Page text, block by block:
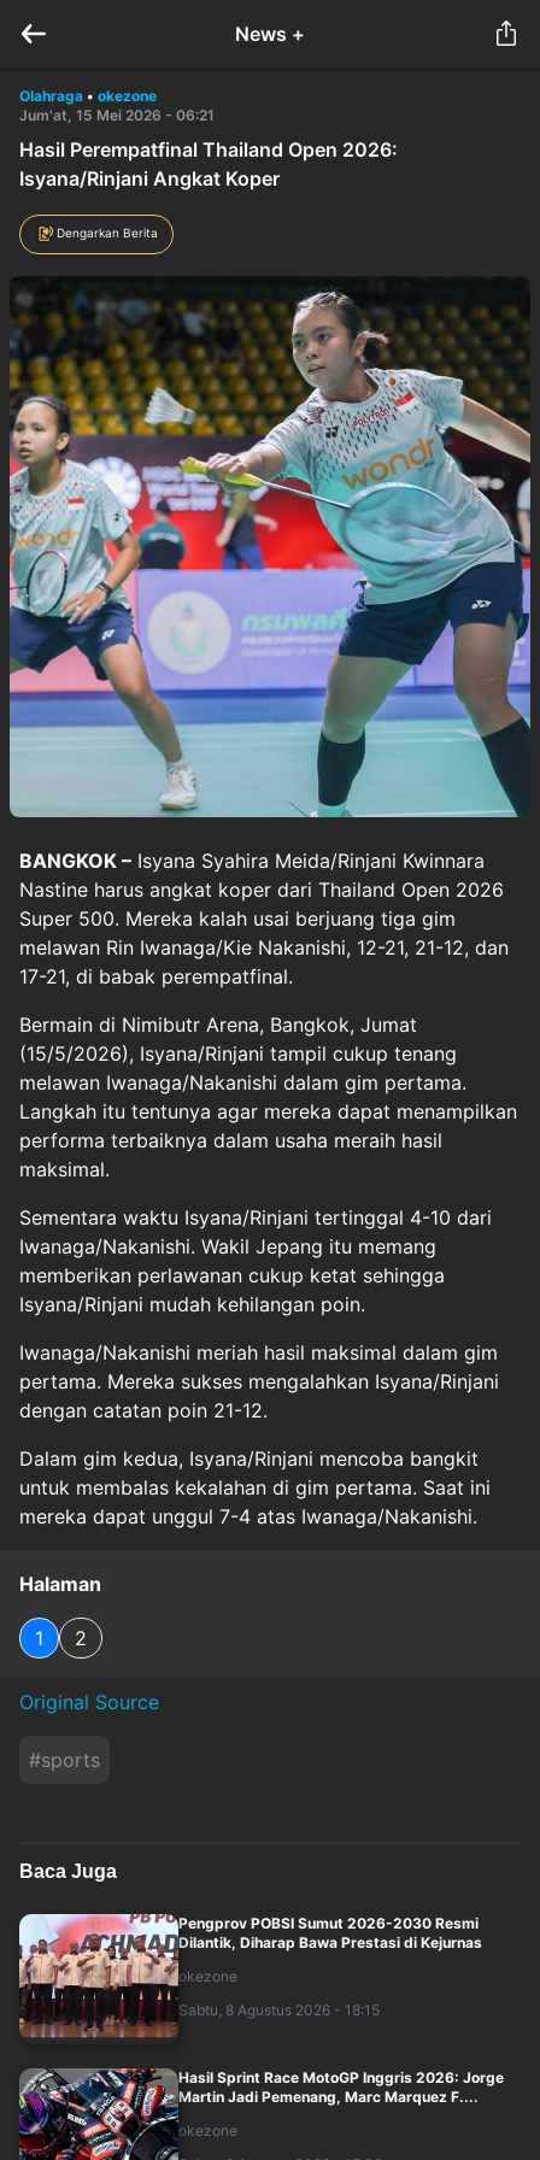
News +
Olahraga • okezone
Jum'at, 15 Mei 2026 - 06:21
Hasil Perempatfinal Thailand Open 2026:
Isyana/Rinjani Angkat Koper
Dengarkan Berita
BANGKOK – Isyana Syahira Meida/Rinjani Kwinnara
Nastine harus angkat koper dari Thailand Open 2026
Super 500. Mereka kalah usai berjuang tiga gim
melawan Rin Iwanaga/Kie Nakanishi, 12-21, 21-12, dan
17-21, di babak perempatfinal.
Bermain di Nimibutr Arena, Bangkok, Jumat
(15/5/2026), Isyana/Rinjani tampil cukup tenang
melawan Iwanaga/Nakanishi dalam gim pertama.
Langkah itu tentunya agar mereka dapat menampilkan
performa terbaiknya dalam usaha meraih hasil
maksimal.
Sementara waktu Isyana/Rinjani tertinggal 4-10 dari
Iwanaga/Nakanishi. Wakil Jepang itu memang
memberikan perlawanan cukup ketat sehingga
Isyana/Rinjani mudah kehilangan poin.
Iwanaga/Nakanishi meriah hasil maksimal dalam gim
pertama. Mereka sukses mengalahkan Isyana/Rinjani
dengan catatan poin 21-12.
Dalam gim kedua, Isyana/Rinjani mencoba bangkit
untuk membalas kekalahan di gim pertama. Saat ini
mereka dapat unggul 7-4 atas Iwanaga/Nakanishi.
Halaman
1 2
Original Source
#sports
Baca Juga
Pengprov POBSI Sumut 2026-2030 Resmi
Dilantik, Diharap Bawa Prestasi di Kejurnas
okezone
Sabtu, 8 Agustus 2026 - 18:15
Hasil Sprint Race MotoGP Inggris 2026: Jorge
Martin Jadi Pemenang, Marc Marquez F....
okezone